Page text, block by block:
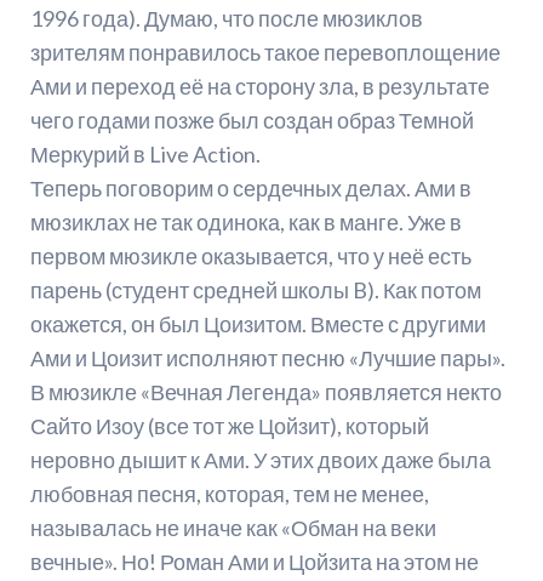
1996 года). Думаю, что после мюзиклов
зрителям понравилось такое перевоплощение
Ами и переход её на сторону зла, в результате
чего годами позже был создан образ Темной
Меркурий в Live Action.
Теперь поговорим о сердечных делах. Ами в
мюзиклах не так одинока, как в манге. Уже в
первом мюзикле оказывается, что у неё есть
парень (студент средней школы B). Как потом
окажется, он был Цоизитом. Вместе с другими
Ами и Цоизит исполняют песню «Лучшие пары».
В мюзикле «Вечная Легенда» появляется некто
Сайто Изоу (все тот же Цойзит), который
неровно дышит к Ами. У этих двоих даже была
любовная песня, которая, тем не менее,
называлась не иначе как «Обман на веки
вечные». Но! Роман Ами и Цойзита на этом не